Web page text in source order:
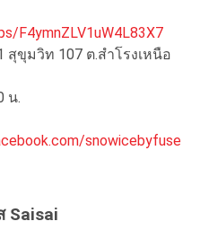
F4ymnZLV1uW4L83X7
สุขุมวิท 107 ต.สำโรงเหนือ
น.
snowicebyfuse
Saisai